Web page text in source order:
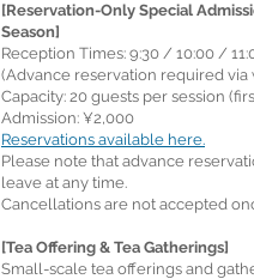
[Reservation-Only Special
Season]
Reception Times: 9:30 / 10:00 /
(Advance reservation required via
Capacity: 20 guests per session
Admission: ¥2,000
Reservations available here.
Please note that advance
leave at any time.
Cancellations are not accepted
[Tea Offering & Tea Gatherings]
Small-scale tea offerings and